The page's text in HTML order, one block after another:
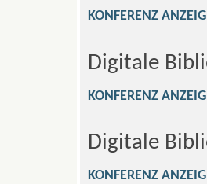
KONFERENZ
Digitale
KONFERENZ
Digitale
KONFERENZ